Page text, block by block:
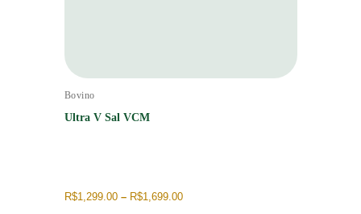
Bovino
Ultra V Sal VCM
R$1,299.00 – R$1,699.00